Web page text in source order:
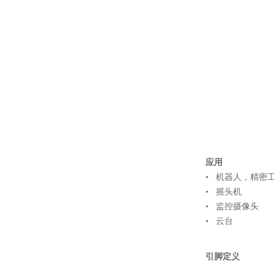
应用
• 机器人，精密
• 摇头机
• 监控摄像头
• 云台
引脚定义